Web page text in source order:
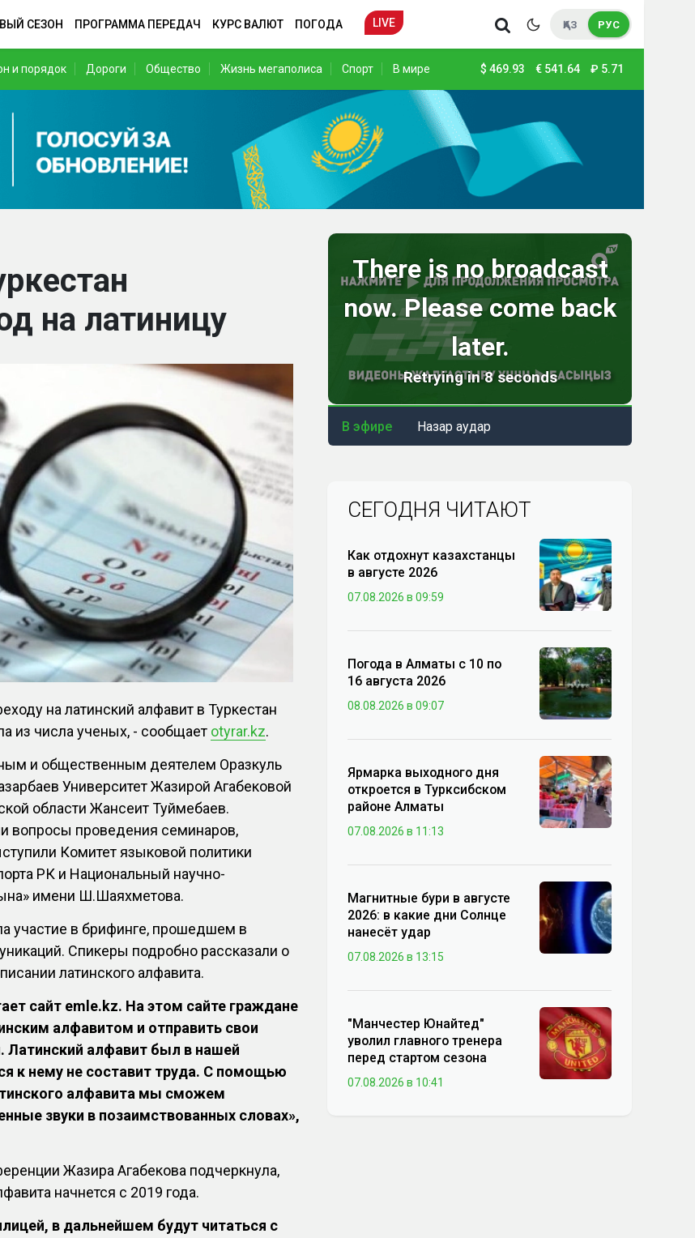
СЕЗОН ПРОГРАММА ПЕРЕДАЧ КУРС ВАЛЮТ ПОГОДА LIVE ҚАЗ РУС
и порядок Дороги Общество Жизнь мегаполиса Спорт В мире $ 469.93 € 541.64 ₽ 5.71
на латиницу
на латинский алфавит в Туркестан
из числа ученых, - сообщает otyrar.kz.
и общественным деятелем Оразкуль
Университет Жазирой Агабековой
области Жансеит Туймебаев.
вопросы проведения семинаров,
Комитет языковой политики
РК и Национальный научно-
имени Ш.Шаяхметова.
участие в брифинге, прошедшем в
Спикеры подробно рассказали о
латинского алфавита.
сайт emle.kz. На этом сайте граждане
алфавитом и отправить свои
Латинский алфавит был в нашей
к нему не составит труда. С помощью
алфавита мы сможем
звуки в позаимствованных словах»,
Жазира Агабекова подчеркнула,
начнется с 2019 года.
в дальнейшем будут читаться с
В эфире Назар аудар
СЕГОДНЯ ЧИТАЮТ
Как отдохнут казахстанцы
в августе 2026
07.08.2026 в 09:59
Погода в Алматы с 10 по
16 августа 2026
08.08.2026 в 09:07
Ярмарка выходного дня
откроется в Турксибском
районе Алматы
07.08.2026 в 11:13
Магнитные бури в августе
2026: в какие дни Солнце
нанесёт удар
07.08.2026 в 13:15
"Манчестер Юнайтед"
уволил главного тренера
перед стартом сезона
07.08.2026 в 10:41